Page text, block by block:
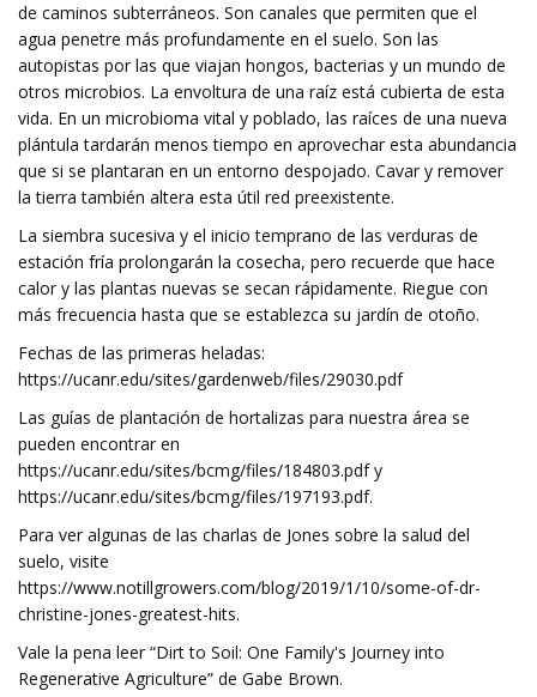
de caminos subterráneos. Son canales que permiten que el
agua penetre más profundamente en el suelo. Son las
autopistas por las que viajan hongos, bacterias y un mundo de
otros microbios. La envoltura de una raíz está cubierta de esta
vida. En un microbioma vital y poblado, las raíces de una nueva
plántula tardarán menos tiempo en aprovechar esta abundancia
que si se plantaran en un entorno despojado. Cavar y remover
la tierra también altera esta útil red preexistente.
La siembra sucesiva y el inicio temprano de las verduras de
estación fría prolongarán la cosecha, pero recuerde que hace
calor y las plantas nuevas se secan rápidamente. Riegue con
más frecuencia hasta que se establezca su jardín de otoño.
Fechas de las primeras heladas:
https://ucanr.edu/sites/gardenweb/files/29030.pdf
Las guías de plantación de hortalizas para nuestra área se
pueden encontrar en
https://ucanr.edu/sites/bcmg/files/184803.pdf y
https://ucanr.edu/sites/bcmg/files/197193.pdf.
Para ver algunas de las charlas de Jones sobre la salud del
suelo, visite
https://www.notillgrowers.com/blog/2019/1/10/some-of-dr-
christine-jones-greatest-hits.
Vale la pena leer “Dirt to Soil: One Family's Journey into
Regenerative Agriculture” de Gabe Brown.